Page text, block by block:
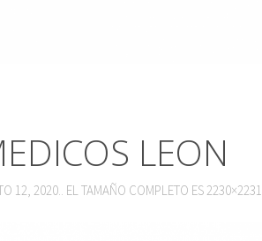
LEON
12, 2020.. EL TAMAÑO COMPLETO ES2230×2231